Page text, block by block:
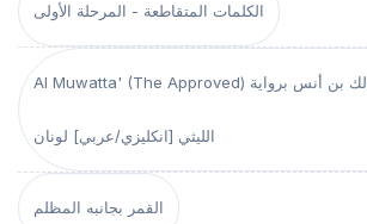
الكلمات المتقاطعة - المرحلة الأولى
Al Muwatta' (The Approved) الموطأ للإمام مالك بن أنس برواية
الليثي [انكليزي/عربي] لونان
القمر بجانبه المظلم